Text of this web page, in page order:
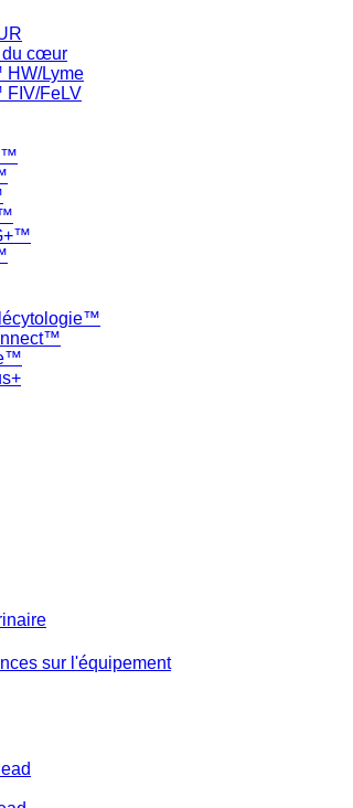
cœur
HW/Lyme
FIV/FeLV
sur l'équipement